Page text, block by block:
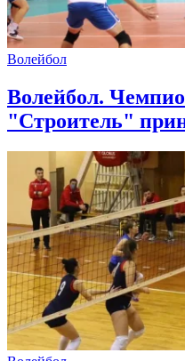
Волейбол
Волейбол.
"Строитель"